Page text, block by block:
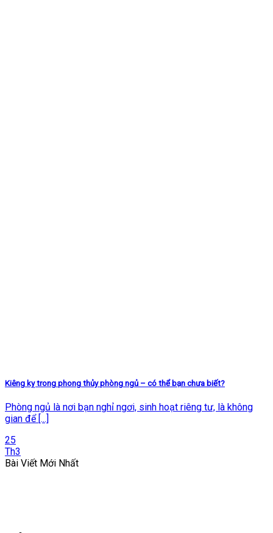
Kiêng kỵ trong phong thủy phòng ngủ – có thể bạn chưa biết?
Phòng ngủ là nơi bạn nghỉ ngơi, sinh hoạt riêng tư, là không
gian để [...]
25
Th3
Bài Viết Mới Nhất